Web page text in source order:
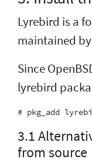
Lyrebird is a
maintained
Since
lyrebird
3.1
from source